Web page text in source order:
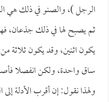
الرجل )، والصنو في ذلك هي
ثم يصبح لها في ذلك جذعان،
يكون اثنين، وقد يكون ثلاثة
ساق واحدة، ولكن انفصلا
ولهذا نقول: إن أقرب الأدلة